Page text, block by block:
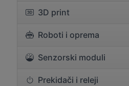
3D print
Roboti i oprema
Senzorski moduli
Prekidači i releji